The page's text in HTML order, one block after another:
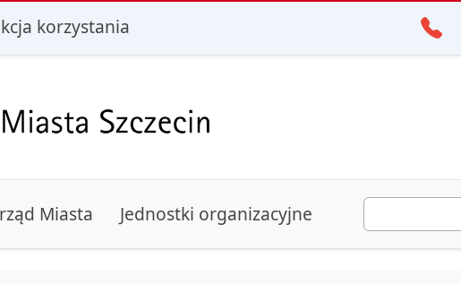
korzystania
Miasta Jednostki organizacyjne